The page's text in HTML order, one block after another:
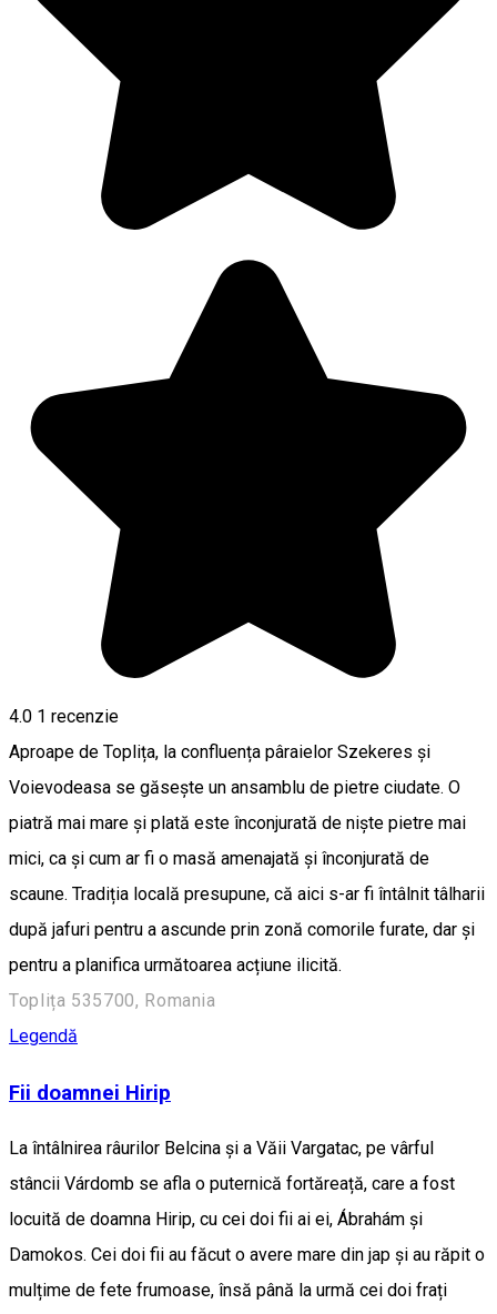
4.0 1 recenzie
Aproape de Toplița, la confluența pâraielor Szekeres și
Voievodeasa se găsește un ansamblu de pietre ciudate. O
piatră mai mare și plată este înconjurată de niște pietre mai
mici, ca și cum ar fi o masă amenajată și înconjurată de
scaune. Tradiția locală presupune, că aici s-ar fi întâlnit tâlharii
după jafuri pentru a ascunde prin zonă comorile furate, dar și
pentru a planifica următoarea acțiune ilicită.
Toplița 535700, Romania
Legendă
Fii doamnei Hirip
La întâlnirea râurilor Belcina și a Văii Vargatac, pe vârful
stâncii Várdomb se afla o puternică fortăreață, care a fost
locuită de doamna Hirip, cu cei doi fii ai ei, Ábrahám și
Damokos. Cei doi fii au făcut o avere mare din jap și au răpit o
mulțime de fete frumoase, însă până la urmă cei doi frați